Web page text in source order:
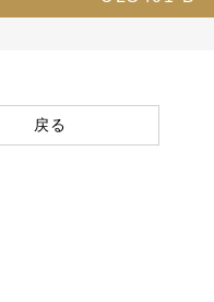
戻る